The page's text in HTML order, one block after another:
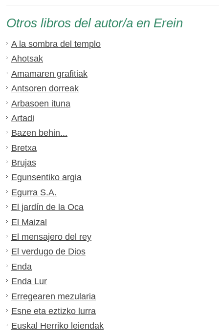
Otros libros del autor/a en Erein
A la sombra del templo
Ahotsak
Amamaren grafitiak
Antsoren dorreak
Arbasoen ituna
Artadi
Bazen behin...
Bretxa
Brujas
Egunsentiko argia
Egurra S.A.
El jardín de la Oca
El Maizal
El mensajero del rey
El verdugo de Dios
Enda
Enda Lur
Erregearen mezularia
Esne eta eztizko lurra
Euskal Herriko leiendak